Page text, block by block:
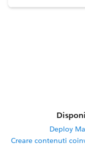
Deploy
Creare contenuti